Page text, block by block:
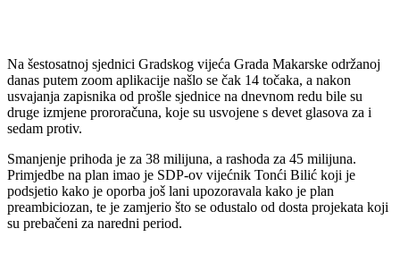
Na šestosatnoj sjednici Gradskog vijeća Grada Makarske održanoj
danas putem zoom aplikacije našlo se čak 14 točaka, a nakon
usvajanja zapisnika od prošle sjednice na dnevnom redu bile su
druge izmjene prororačuna, koje su usvojene s devet glasova za i
sedam protiv.
Smanjenje prihoda je za 38 milijuna, a rashoda za 45 milijuna.
Primjedbe na plan imao je SDP-ov vijećnik Tonći Bilić koji je
podsjetio kako je oporba još lani upozoravala kako je plan
preambiciozan, te je zamjerio što se odustalo od dosta projekata koji
su prebačeni za naredni period.